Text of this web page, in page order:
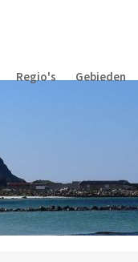
Regio's Gebieden